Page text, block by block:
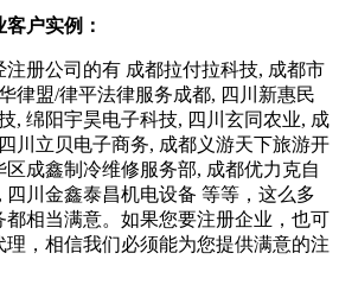
户实例：
册公司的有 成都拉付拉科技, 成都市
律盟/律平法律服务成都, 四川新惠民
, 绵阳宇昊电子科技, 四川玄同农业, 成
川立贝电子商务, 成都义游天下旅游开
区成鑫制冷维修服务部, 成都优力克自
四川金鑫泰昌机电设备 等等，这么多
相当满意。如果您要注册企业，也可
理，相信我们必须能为您提供满意的注